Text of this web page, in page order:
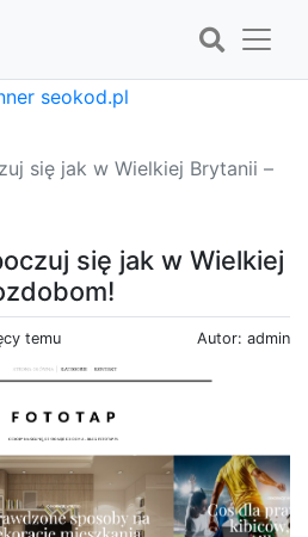
się jak w Wielkiej Brytanii –
się jak w Wielkiej
temu Autor: admin